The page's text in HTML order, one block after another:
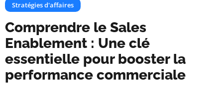
Stratégies d'affaires
Comprendre le Sales
Enablement : Une clé
essentielle pour booster la
performance commerciale